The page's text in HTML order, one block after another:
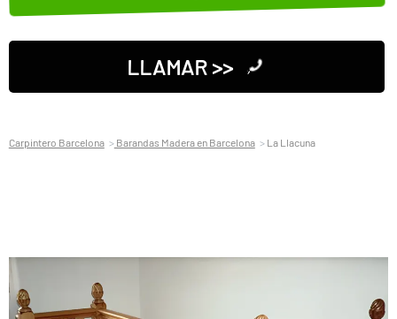
LLAMAR >>
Carpintero Barcelona Barandas Madera en Barcelona La Llacuna